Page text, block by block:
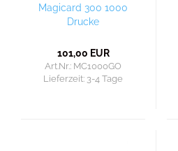
Magicard 300 1000
Drucke
101,00 EUR
Art.Nr.: MC1000GO
Lieferzeit: 3-4 Tage